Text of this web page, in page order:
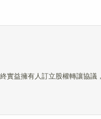
實益擁有人訂立股權轉讓協議